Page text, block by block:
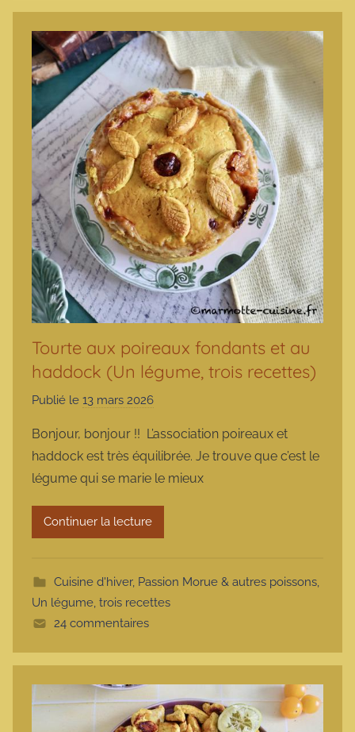
Tourte aux poireaux fondants et au
haddock (Un légume, trois recettes)
Publié le 13 mars 2026
r
m
a
r
t
e
Bonjour, bonjour !! L’association poireaux et
haddock est très équilibrée. Je trouve que c’est le
légume qui se marie le mieux
Continuer la lecture
Cuisine d'hiver, Passion Morue & autres poissons,
Un légume, trois recettes
24 commentaires